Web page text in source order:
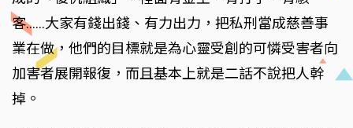
客……大家有錢出錢、有力出力，把私刑當成慈善事
業在做，他們的目標就是為心靈受創的可憐受害者向
加害者展開報復，而且基本上就是二話不說把人幹
掉。